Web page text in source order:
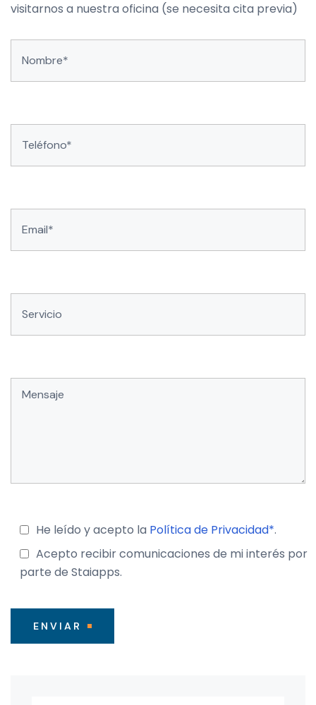
visitarnos a nuestra oficina (se necesita cita previa)
He leído y acepto la Política de Privacidad*.
Acepto recibir comunicaciones de mi interés por
parte de Staiapps.
ENVIAR